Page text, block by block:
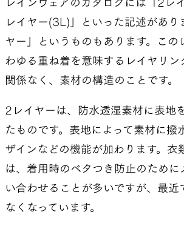
レインウェアのカタログには「2レ
レイヤー(3L)」といった記述があり
ヤー」というものもあります。この
わゆる重ね着を意味するレイヤリン
関係なく、素材の構造のことです。
2レイヤーは、防水透湿素材に表地
たものです。表地によって素材に撥
ザインなどの機能が加わります。衣
は、着用時のベタつき防止のために
い合わせることが多いですが、最近
なくなっています。